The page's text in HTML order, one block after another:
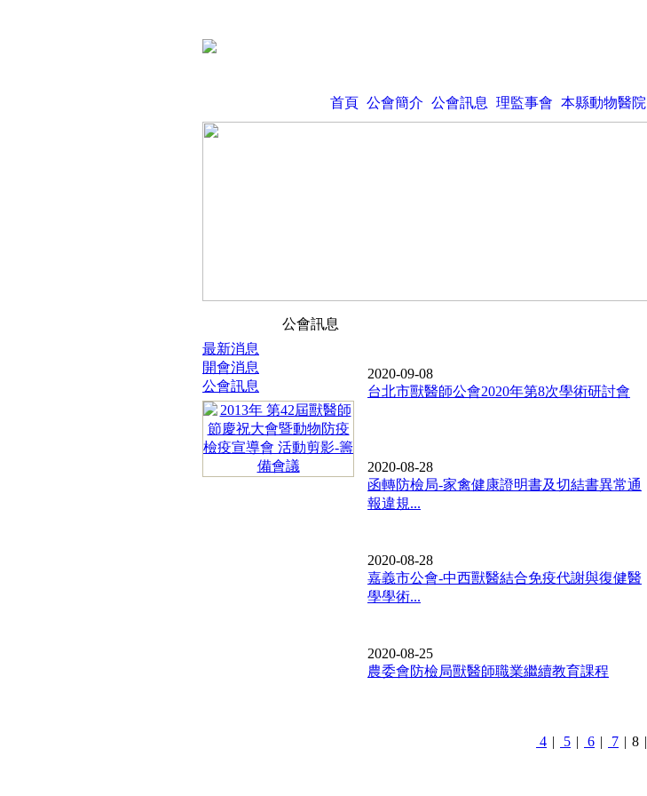
首頁 公會簡介 公會訊息 理監事會 本縣動物醫院
公會訊息
最新消息
開會消息
公會訊息
2020-09-08
台北市獸醫師公會2020年第8次學術研討會
2020-08-28
函轉防檢局-家禽健康證明書及切結書異常通
報違規...
2020-08-28
嘉義市公會-中西獸醫結合免疫代謝與復健醫
學學術...
2020-08-25
農委會防檢局獸醫師職業繼續教育課程
4 | 5 | 6 | 7 | 8 |